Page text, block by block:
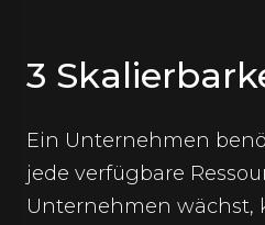
3
Ein Unternehmen
jede verfügbare
Unternehmen wächst,